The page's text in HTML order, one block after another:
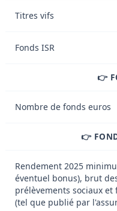
Titres vifs
Fonds ISR
👉
Nombre de fonds euros
👉
Rendement 2025
éventuel bonus), brut
prélèvements sociaux et
(tel que publié par